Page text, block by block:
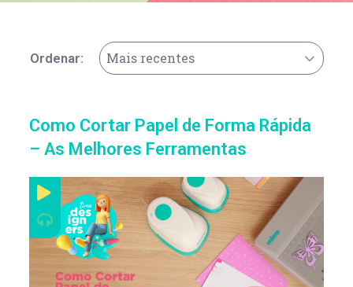
Ordenar: Mais recentes
Como Cortar Papel de Forma Rápida
– As Melhores Ferramentas